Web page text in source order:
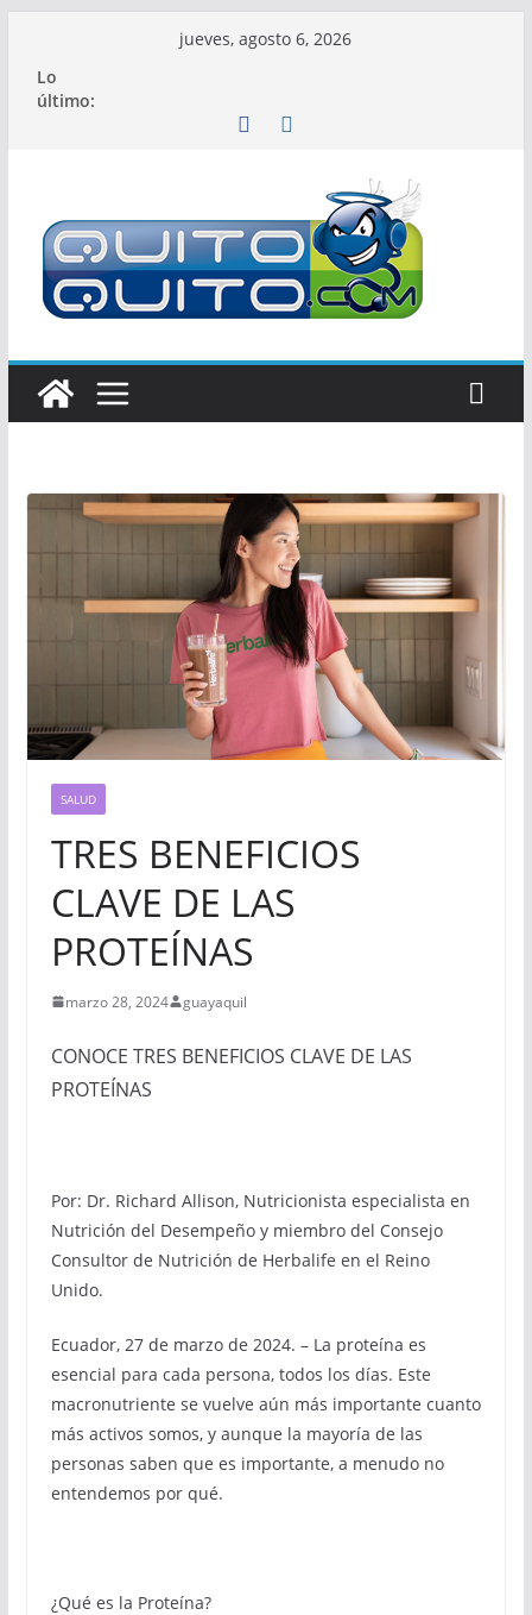
contenido
jueves, agosto 6, 2026
Lo
último:
SALUD
TRES BENEFICIOS
CLAVE DE LAS
PROTEÍNAS
marzo 28, 2024 guayaquil
CONOCE TRES BENEFICIOS CLAVE DE LAS
PROTEÍNAS
Por: Dr. Richard Allison, Nutricionista especialista en
Nutrición del Desempeño y miembro del Consejo
Consultor de Nutrición de Herbalife en el Reino
Unido.
Ecuador, 27 de marzo de 2024. – La proteína es
esencial para cada persona, todos los días. Este
macronutriente se vuelve aún más importante cuanto
más activos somos, y aunque la mayoría de las
personas saben que es importante, a menudo no
entendemos por qué.
¿Qué es la Proteína?